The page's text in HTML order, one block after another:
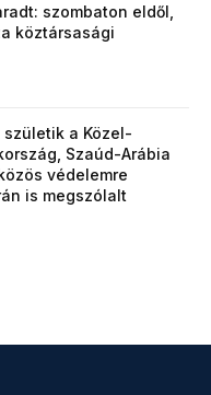
szombaton eldől,
köztársasági
születik a Közel-
Szaúd-Arábia
védelemre
is megszólalt